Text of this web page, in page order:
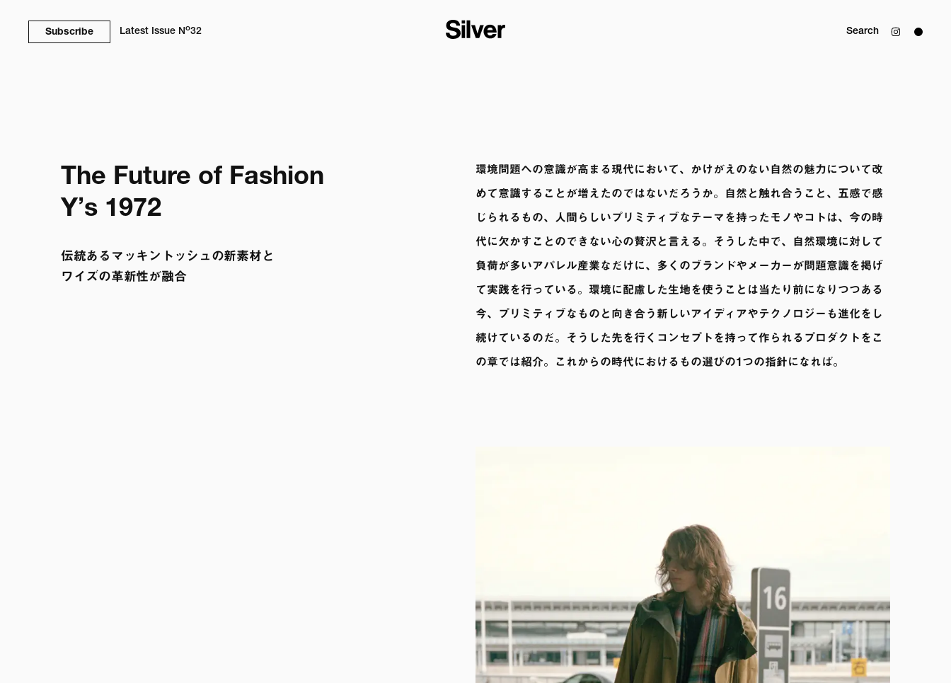
Subscribe Latest Issue No32 Search
The Future of Fashion
Yʼs 1972
伝統あるマッキントッシュの新素材と
ワイズの革新性が融合
環境問題への意識が高まる現代において、かけがえのない自然の魅力について改
めて意識することが増えたのではないだろうか。自然と触れ合うこと、五感で感
じられるもの、人間らしいプリミティブなテーマを持ったモノやコトは、今の時
代に欠かすことのできない心の贅沢と言える。そうした中で、自然環境に対して
負荷が多いアパレル産業なだけに、多くのブランドやメーカーが問題意識を掲げ
て実践を行っている。環境に配慮した生地を使うことは当たり前になりつつある
今、プリミティブなものと向き合う新しいアイディアやテクノロジーも進化をし
続けているのだ。そうした先を行くコンセプトを持って作られるプロダクトをこ
の章では紹介。これからの時代におけるもの選びの1つの指針になれば。